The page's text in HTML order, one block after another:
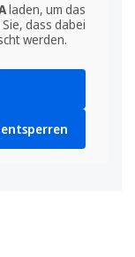
laden, um das
dass dabei
werden.